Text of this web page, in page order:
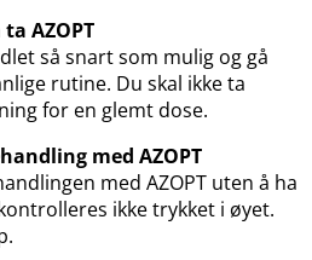
AZOPT
så snart som mulig og gå
rutine. Du skal ikke ta
for en glemt dose.
med AZOPT
med AZOPT uten å ha
ikke trykket i øyet.